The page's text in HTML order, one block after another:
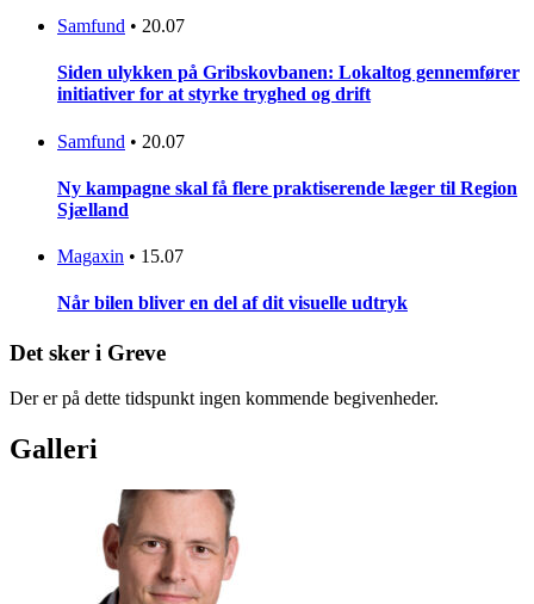
Samfund • 20.07
Siden ulykken på Gribskovbanen: Lokaltog gennemfører
initiativer for at styrke tryghed og drift
Samfund • 20.07
Ny kampagne skal få flere praktiserende læger til Region
Sjælland
Magaxin • 15.07
Når bilen bliver en del af dit visuelle udtryk
Det sker i Greve
Der er på dette tidspunkt ingen kommende begivenheder.
Galleri